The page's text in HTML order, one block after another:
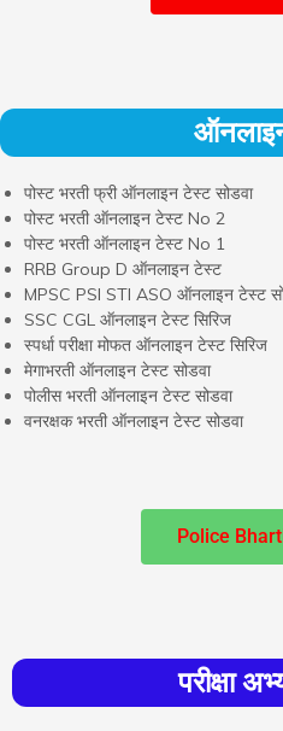
पोस्ट भरती फ्री ऑनलाइन टेस्ट सोडवा
पोस्ट भरती ऑनलाइन टेस्ट No 2
पोस्ट भरती ऑनलाइन टेस्ट No 1
RRB Group D ऑनलाइन टेस्ट
MPSC PSI STI ASO ऑनलाइन टेस्ट
SSC CGL ऑनलाइन टेस्ट सिरिज
स्पर्धा परीक्षा मोफत ऑनलाइन टेस्ट सिरिज
मेगाभरती ऑनलाइन टेस्ट सोडवा
पोलीस भरती ऑनलाइन टेस्ट सोडवा
वनरक्षक भरती ऑनलाइन टेस्ट सोडवा
Police
परीक्षा